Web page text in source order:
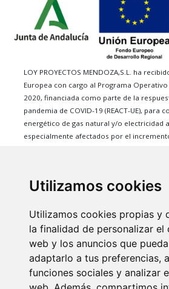
Utilizamos cookies
Utilizamos cookies propias y
la finalidad de personalizar el
web y los anuncios que
adaptarlo a tus preferencias,
funciones sociales y analizar
LOY PROYECTOS MENDOZA,S.L. ha
Europea con cargo al Programa Operativo
2020, financiada como parte de la
pandemia de COVID-19 (REACT-UE), para
energético de gas natural y/o electricidad
especialmente afectados por el
Services
Know us
Advertise
Buy
Rent
About Us